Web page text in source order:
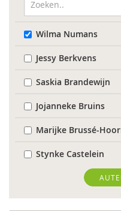
Wilma Numans
Jessy Berkvens
Saskia Brandewijn
Jojanneke Bruins
Marijke Brussé-
Stynke Castelein
Dirk Corstens
Daantje Daniëls